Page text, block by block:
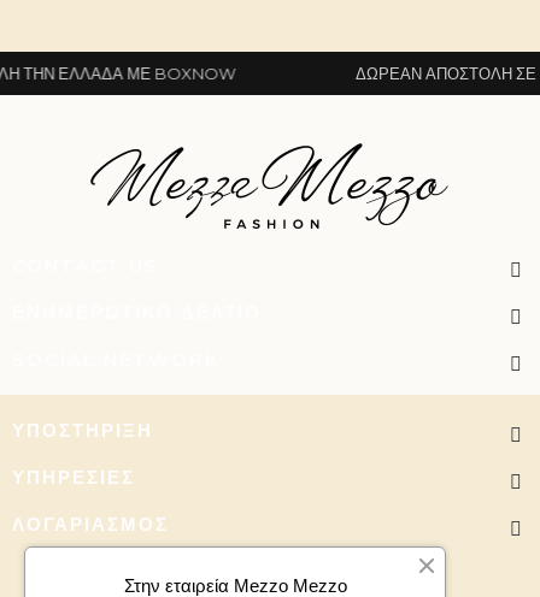
ΕΛΛΆΔΑ ΜΕ BOXNOW ΔΩΡΕΆΝ ΑΠΟΣΤΟΛΉ ΣΕ
ΥΠΟΣΤΉΡΙΞΗ
ΥΠΗΡΕΣΊΕΣ
ΛΟΓΑΡΙΑΣΜΌΣ
Στην εταιρεία Mezzo Mezzo